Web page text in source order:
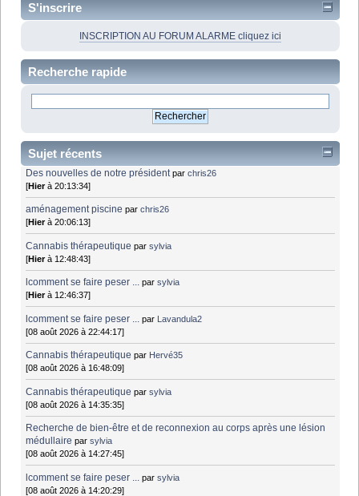
S'inscrire
INSCRIPTION AU FORUM ALARME cliquez ici
Recherche rapide
Sujet récents
Des nouvelles de notre président parchris26
[Hierà 20:13:34]
aménagement piscine parchris26
[Hierà 20:06:13]
Cannabis thérapeutique parsylvia
[Hierà 12:48:43]
lcomment se faire peser ... parsylvia
[Hierà 12:46:37]
lcomment se faire peser ... par Lavandula2
[08 août 2026 à 22:44:17]
Cannabis thérapeutique par Hervé35
[08 août 2026 à 16:48:09]
Cannabis thérapeutique parsylvia
[08 août 2026 à 14:35:35]
Recherche de bien-être et de reconnexion au corps après une lésion
médullaire parsylvia
[08 août 2026 à 14:27:45]
lcomment se faire peser ... parsylvia
[08 août 2026 à 14:20:29]